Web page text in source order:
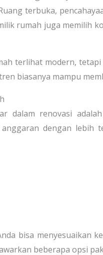
terbuka,
rumah juga memilih
terlihat modern,
biasanya mampu
dalam renovasi
dengan lebih
bisa menyesuaikan
beberapa opsi